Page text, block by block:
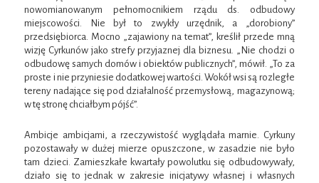
nowomianowanym pełnomocnikiem rządu ds. odbudowy
miejscowości. Nie był to zwykły urzędnik, a „dorobiony”
przedsiębiorca. Mocno „zajawiony na temat”, kreślił przede mną
wizję Cyrkunów jako strefy przyjaznej dla biznesu. „Nie chodzi o
odbudowę samych domów i obiektów publicznych”, mówił. „To za
proste i nie przyniesie dodatkowej wartości. Wokół wsi są rozległe
tereny nadające się pod działalność przemysłową, magazynową;
w tę stronę chciałbym pójść”.
Ambicje ambicjami, a rzeczywistość wyglądała marnie. Cyrkuny
pozostawały w dużej mierze opuszczone, w zasadzie nie było
tam dzieci. Zamieszkałe kwartały powolutku się odbudowywały,
działo się to jednak w zakresie inicjatywy własnej i własnych